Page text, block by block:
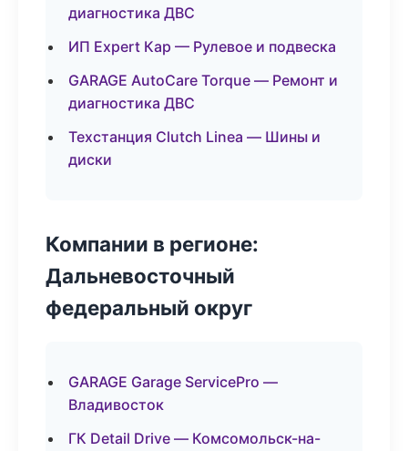
диагностика ДВС
ИП Expert Кар — Рулевое и подвеска
GARAGE AutoCare Torque — Ремонт и
диагностика ДВС
Техстанция Clutch Linea — Шины и
диски
Компании в регионе:
Дальневосточный
федеральный округ
GARAGE Garage ServicePro —
Владивосток
ГК Detail Drive — Комсомольск-на-